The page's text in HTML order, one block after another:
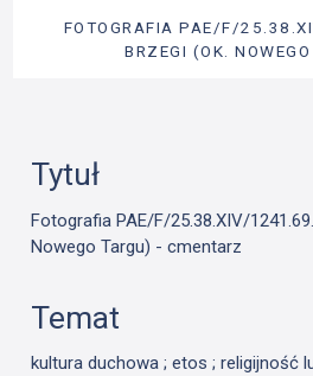
FOTOGRAFIA PAE/F/
BRZEGI (OK.
Tytuł
Fotografia PAE/F/25.38.XIV/
Nowego Targu) - cmentarz
Temat
kultura duchowa ; etos ; religijność